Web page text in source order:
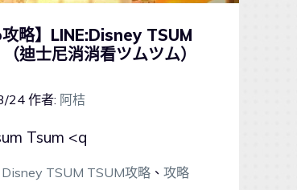
攻略】LINE:Disney TSUM
迪士尼消消看ツムツム）
24 作者: 阿桔
Tsum <q
TSUM TSUM攻略、 攻略